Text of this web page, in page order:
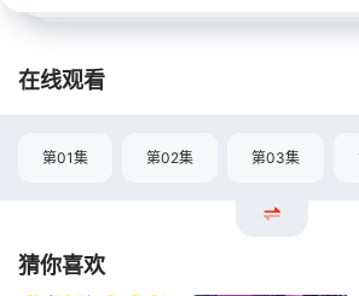
在线观看
第01集 第02集 第03集
猜你喜欢